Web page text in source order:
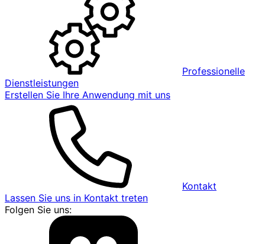
Professionelle
Dienstleistungen
Erstellen Sie Ihre Anwendung mit uns
Kontakt
Lassen Sie uns in Kontakt treten
Folgen Sie uns: